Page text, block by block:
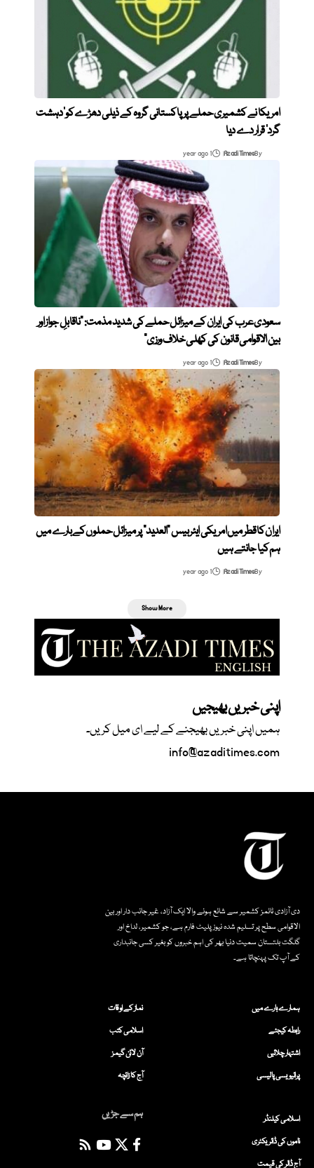
امریکا نے کشمیری حملے پر پاکستانی گروہ کے ذیلی دھڑے کو ‘دہشت
گرد’ قرار دے دیا
By
Azadi Times
1 year ago
سعودی عرب کی ایران کے میزائل حملے کی شدید مذمت: “ناقابلِ جواز اور
بین الاقوامی قانون کی کھلی خلاف ورزی”
By
Azadi Times
1 year ago
ایران کا قطر میں امریکی ایئر بیس “العدید” پر میزائل حملوں کے بارے میں
ہم کیا جانتے ہیں
By
Azadi Times
1 year ago
Show More
اپنی خبریں بھیجیں
ہمیں اپنی خبریں بھیجنے کے لیے ای میل کریں۔
info@azaditimes.com
دی آزادی ٹائمز کشمیر سے شائع ہونے والا ایک آزاد، غیر جانب دار اور بین
الاقوامی سطح پر تسلیم شدہ نیوز پلیٹ فارم ہے، جو کشمیر، لداخ اور
گلگت بلتستان سمیت دنیا بھر کی اہم خبروں کو بغیر کسی جانبداری
کے آپ تک پہنچاتا ہے۔
ہمارے بارے میں
رابطہ کیجئے
اشتہار چلائیں
پرائیویسی پالیسی
نماز کے اوقات
اسلامی کتب
آن لائن گیمز
آج کا زائچہ
اسلامی کیلنڈر
ناموں کی ڈائریکٹری
آج ڈالر کی قیمت
ہم سے جڑیں